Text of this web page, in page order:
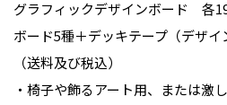
グラフィックデザインボード 各
ボード5種＋デッキテープ（デザ
（送料及び税込）
・椅子や飾るアート用、または激